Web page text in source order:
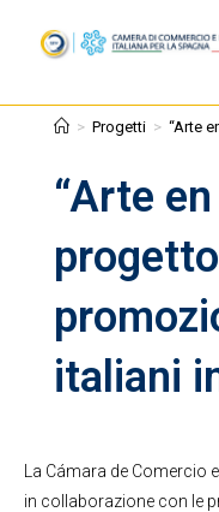
“Arte
italiani
> Progetti > “Arte
La Cámara de Comercio
in collaborazione con le